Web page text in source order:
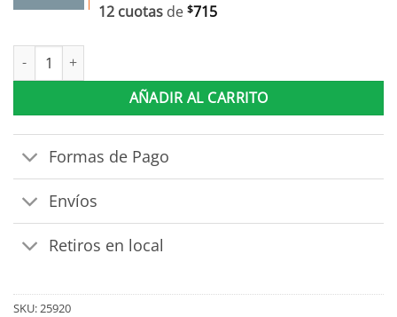
12 cuotas de $715
Juego De Comedor 4 Sillas Tapizadas Tapa Rectangular Mdp
AÑADIR AL CARRITO
Formas de Pago
Envíos
Retiros en local
SKU:25920